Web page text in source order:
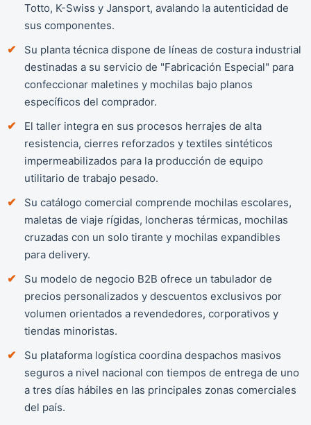
Totto, K-Swiss y Jansport, avalando la autenticidad de
sus componentes.
Su planta técnica dispone de líneas de costura industrial
destinadas a su servicio de "Fabricación Especial" para
confeccionar maletines y mochilas bajo planos
específicos del comprador.
El taller integra en sus procesos herrajes de alta
resistencia, cierres reforzados y textiles sintéticos
impermeabilizados para la producción de equipo
utilitario de trabajo pesado.
Su catálogo comercial comprende mochilas escolares,
maletas de viaje rígidas, loncheras térmicas, mochilas
cruzadas con un solo tirante y mochilas expandibles
para delivery.
Su modelo de negocio B2B ofrece un tabulador de
precios personalizados y descuentos exclusivos por
volumen orientados a revendedores, corporativos y
tiendas minoristas.
Su plataforma logística coordina despachos masivos
seguros a nivel nacional con tiempos de entrega de uno
a tres días hábiles en las principales zonas comerciales
del país.